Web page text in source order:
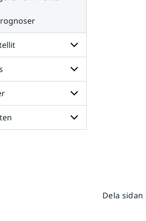
Undersidor
för
Radar
och
satellit
Undersidor
för
Väder
till
havs
Undersidor
för
Dela sidan